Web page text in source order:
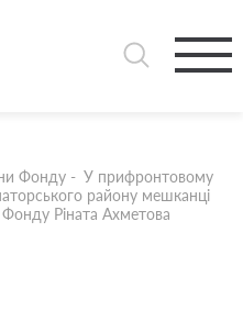
Фонду - У прифронтовому
району мешканці
Ріната Ахметова